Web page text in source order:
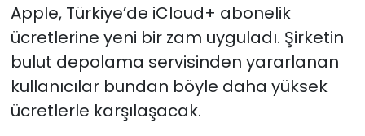
Apple, Türkiye’de iCloud+ abonelik
ücretlerine yeni bir zam uyguladı. Şirketin
bulut depolama servisinden yararlanan
kullanıcılar bundan böyle daha yüksek
ücretlerle karşılaşacak.